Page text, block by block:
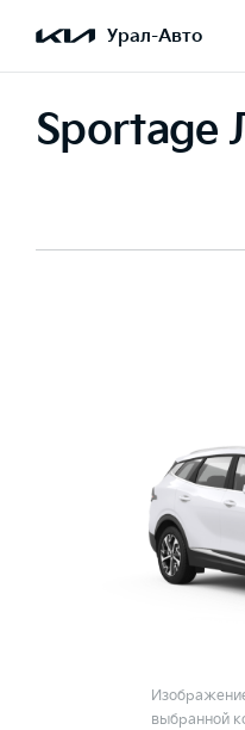
Урал-Авто
Sportage
выбранной